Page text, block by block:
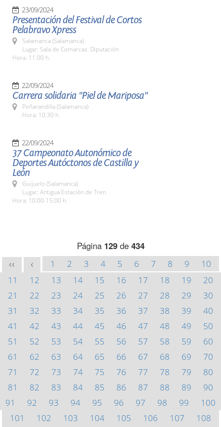
23/09/2024
Presentación del Festival de Cortos
Pelabravo Xpress
Salamanca (Salamanca)
Lugar: Sala de Comarcas. Diputación
Hora: 11:00 h.
22/09/2024
Carrera solidaria "Piel de Mariposa"
Peñarandilla (Salamanca)
Hora: 10:30 h.
22/09/2024
37 Campeonato Autonómico de
Deportes Autóctonos de Castilla y
León
Guijuelo (Salamanca)
Lugar: Antigua Estación de Tren
Hora: 10:00-15:00 h.
Página 129de 434
<< < 1 2 3 4 5 6 7 8 9
10
11
12 13 14 15 16 17 18 19
20
21
22 23 24 25 26 27 28 29
30
31
32 33 34 35 36 37 38 39
40
41
42 43 44 45 46 47 48 49
50
51
52 53 54 55 56 57 58 59
60
61
62 63 64 65 66 67 68 69
70
71
72 73 74 75 76 77 78 79
80
81
82 83 84 85 86 87 88 89
90
91
92 93 94 95 96 97 98 99
100
101
102 103 104 105 106 107
108